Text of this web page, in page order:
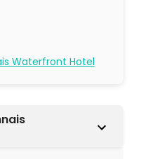
Waterfront Hotel